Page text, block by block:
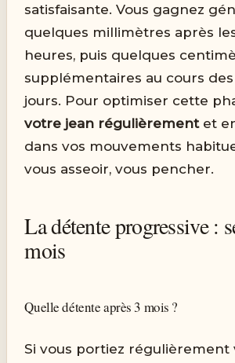
satisfaisante. Vous gagnez
quelques millimètres après
heures, puis quelques
supplémentaires au cours
jours. Pour optimiser cette
votre jean régulièrementet
dans vos mouvements
vous asseoir, vous pencher.
La détente progressive :
mois
Quelle détente après 3 mois ?
Si vous portiez régulièrement